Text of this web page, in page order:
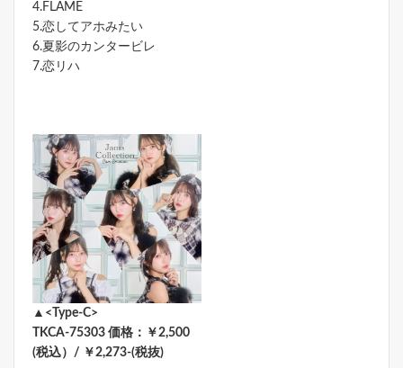
4.FLAME
5.恋してアホみたい
6.夏影のカンタービレ
7.恋リハ
▲<Type-C>
TKCA-75303 価格：￥2,500
(税込）/ ￥2,273-(税抜)